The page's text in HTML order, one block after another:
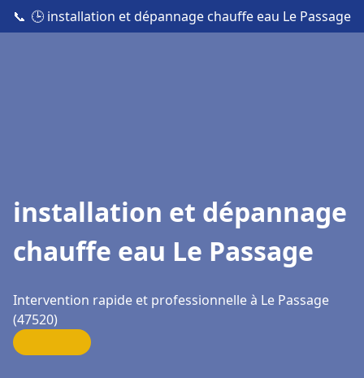
📞 🕒 installation et dépannage chauffe eau Le Passage
installation et dépannage
chauffe eau Le Passage
Intervention rapide et professionnelle à Le Passage
(47520)